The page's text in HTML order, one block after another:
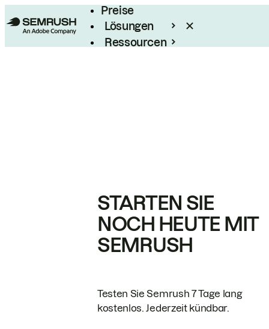
Preise
Lösungen
Ressourcen
STARTEN SIE
NOCH HEUTE MIT
SEMRUSH
Testen Sie Semrush 7 Tage lang
kostenlos. Jederzeit kündbar.